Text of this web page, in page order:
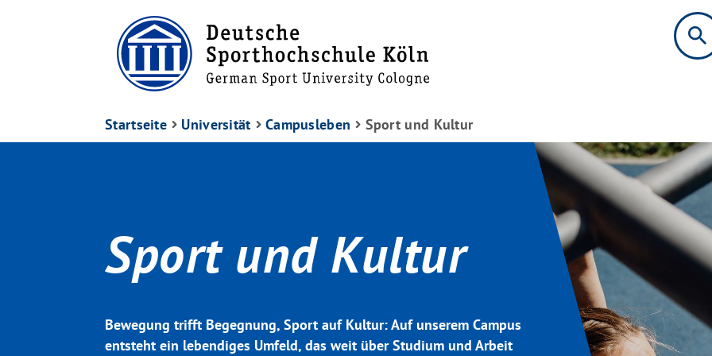
search
Startseite Universität Campusleben Sport und Kultur
Sport und Kultur
Bewegung trifft Begegnung, Sport auf Kultur: Auf unserem Campus
entsteht ein lebendiges Umfeld, das weit über Studium und Arbeit